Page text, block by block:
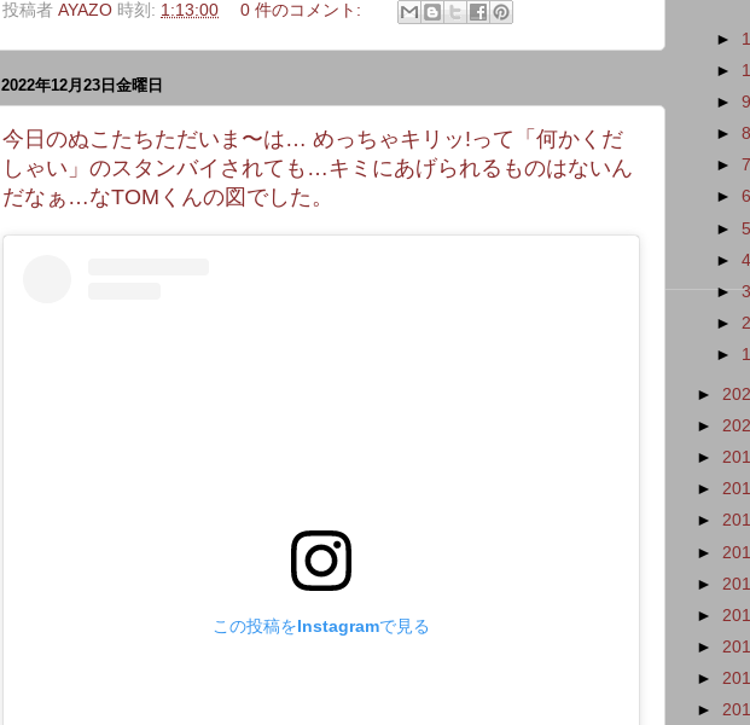
投稿者 AYAZO 時刻: 1:13:00 0 件のコメント:
2022年12月23日金曜日
今日のぬこたちただいま〜は… めっちゃキリッ!って「何かくだ
しゃい」のスタンバイされても…キミにあげられるものはないん
だなぁ…なTOMくんの図でした。
この投稿をInstagramで見る
►
►
►
►
►
►
►
►
►
►
►
►
►
►
►
►
►
►
►
►
►
►